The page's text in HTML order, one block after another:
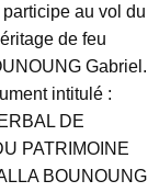
au vol du
de feu
Gabriel.
intitulé :
DE
PATRIMOINE
BOUNOUNG